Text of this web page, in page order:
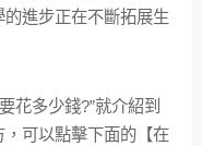
進步正在不斷拓展生
花多少錢?”就介紹到
可以點擊下面的【在